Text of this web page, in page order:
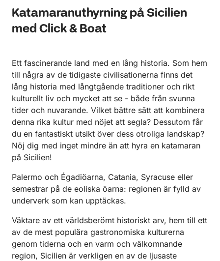
Katamaranuthyrning på Sicilien
med Click & Boat
Ett fascinerande land med en lång historia. Som hem
till några av de tidigaste civilisationerna finns det
lång historia med långtgående traditioner och rikt
kulturellt liv och mycket att se - både från svunna
tider och nuvarande. Vilket bättre sätt att kombinera
denna rika kultur med nöjet att segla? Dessutom får
du en fantastiskt utsikt över dess otroliga landskap?
Nöj dig med inget mindre än att hyra en katamaran
på Sicilien!
Palermo och Égadiöarna, Catania, Syracuse eller
semestrar på de eoliska öarna: regionen är fylld av
underverk som kan upptäckas.
Väktare av ett världsberömt historiskt arv, hem till ett
av de mest populära gastronomiska kulturerna
genom tiderna och en varm och välkomnande
region, Sicilien är verkligen en av de ljusaste